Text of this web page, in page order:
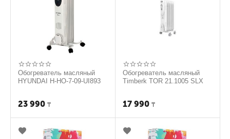
Обогреватель масляный
HYUNDAI H-HO-7-09-UI893
23 990 ₸
Обогреватель масляный
Timberk TOR 21.1005 SLX
17 990 ₸